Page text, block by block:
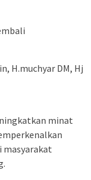
H.muchyar DM, Hj
minat
masyarakat